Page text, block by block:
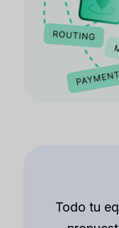
Todo tu